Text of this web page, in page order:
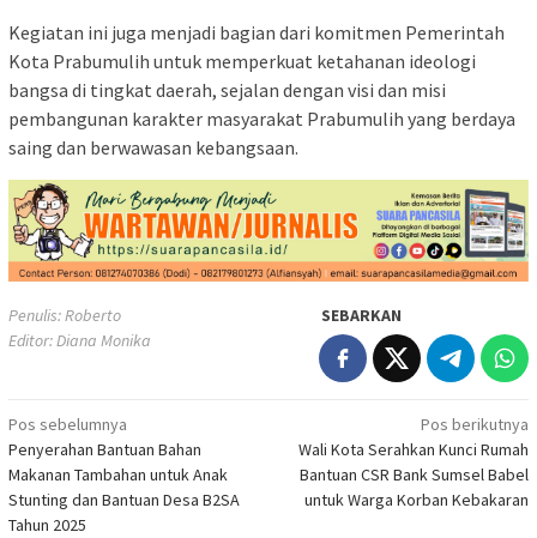
Kegiatan ini juga menjadi bagian dari komitmen Pemerintah
Kota Prabumulih untuk memperkuat ketahanan ideologi
bangsa di tingkat daerah, sejalan dengan visi dan misi
pembangunan karakter masyarakat Prabumulih yang berdaya
saing dan berwawasan kebangsaan.
Penulis: Roberto
Editor: Diana Monika
SEBARKAN
Navigasi
pos
Pos sebelumnya
Penyerahan Bantuan Bahan
Makanan Tambahan untuk Anak
Stunting dan Bantuan Desa B2SA
Tahun 2025
Pos berikutnya
Wali Kota Serahkan Kunci Rumah
Bantuan CSR Bank Sumsel Babel
untuk Warga Korban Kebakaran